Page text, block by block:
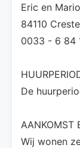
Eric en
84110
0033 - 6 84
De
AANKOMST
Wij wonen